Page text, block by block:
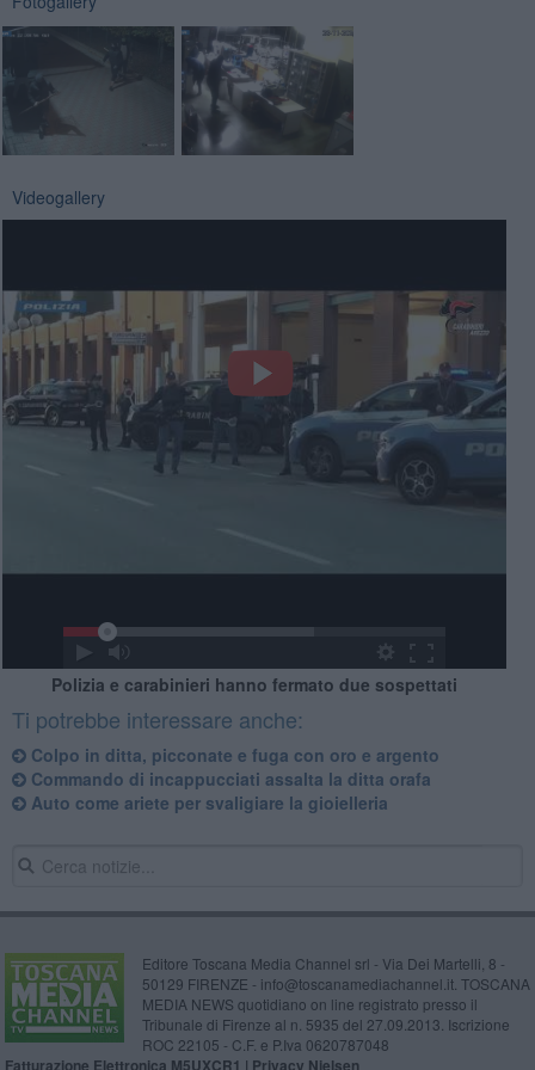
Videogallery
Polizia e carabinieri hanno fermato due sospettati
Ti potrebbe interessare anche:
Colpo in ditta, picconate e fuga con oro e argento
Commando di incappucciati assalta la ditta orafa
Auto come ariete per svaligiare la gioielleria
Editore Toscana Media Channel srl - Via Dei Martelli, 8 -
50129 FIRENZE - info@toscanamediachannel.it. TOSCANA
MEDIA NEWS quotidiano on line registrato presso il
Tribunale di Firenze al n. 5935 del 27.09.2013. Iscrizione
ROC 22105 - C.F. e P.Iva 0620787048
Fatturazione Elettronica M5UXCR1 | Privacy Nielsen